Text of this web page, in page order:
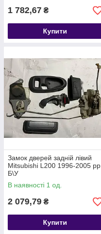
1 782,67 ₴
Купити
Замок дверей задній лівий
Mitsubishi L200 1996-2005 рр
Б\У
В наявності 1 од.
2 079,79 ₴
Купити